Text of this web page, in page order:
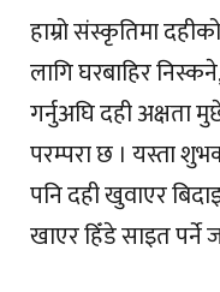
हाम्रो संस्कृतिमा
लागि घरबाहिर
गर्नुअघि दही अक्षता
परम्परा छ । यस्ता
पनि दही खुवाएर
खाएर हिँडे साइत पर्ने